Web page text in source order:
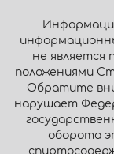
не является
положениями
Обратите
нарушает
оборота